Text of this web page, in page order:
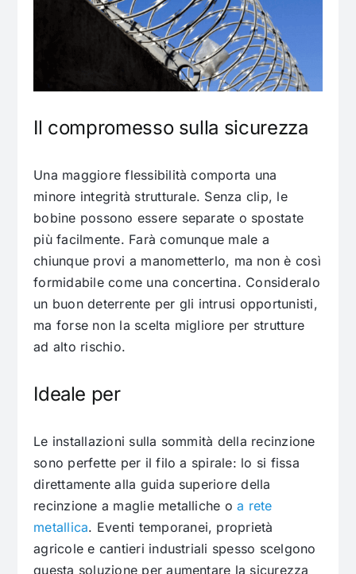
Il compromesso sulla sicurezza
Una maggiore flessibilità comporta una
minore integrità strutturale. Senza clip, le
bobine possono essere separate o spostate
più facilmente. Farà comunque male a
chiunque provi a manometterlo, ma non è così
formidabile come una concertina. Consideralo
un buon deterrente per gli intrusi opportunisti,
ma forse non la scelta migliore per strutture
ad alto rischio.
Ideale per
Le installazioni sulla sommità della recinzione
sono perfette per il filo a spirale: lo si fissa
direttamente alla guida superiore della
recinzione a maglie metalliche oa rete
metallica. Eventi temporanei, proprietà
agricole e cantieri industriali spesso scelgono
questa soluzione per aumentare la sicurezza